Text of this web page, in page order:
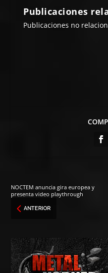
Publicaciones
Publicaciones no
NOCTEM anuncia gira europea y
presenta video playthrough
ANTERIOR